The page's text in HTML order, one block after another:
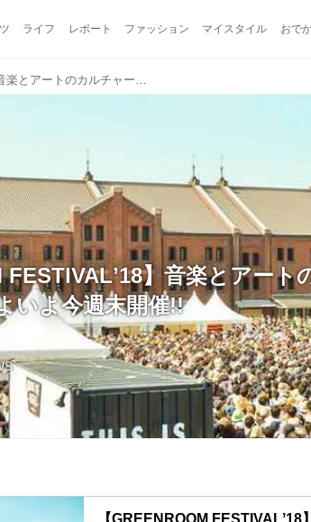
ライフ レポート ファッション マイスタイル おで
【GREENROOM FESTIVALʼ18】音楽とアートのカルチャーフェスティバル、いよいよ今週末開催!!
FESTIVALʼ18】音楽とアート
いよ今週末開催!!